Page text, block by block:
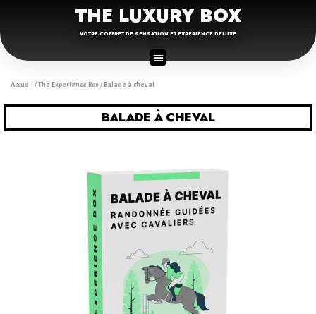
THE LUXURY BOX
VOTRE COFFRET DE SENSATION ET EXPERIENCE DELUXE
Accueil /The Experience Box/ Balade à cheval
BALADE À CHEVAL